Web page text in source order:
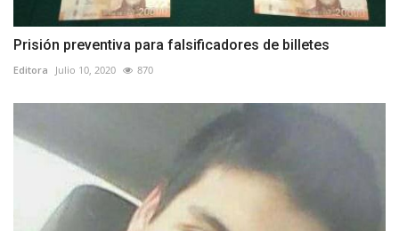
Prisión preventiva para falsificadores de billetes
Editora Julio 10, 2020 870